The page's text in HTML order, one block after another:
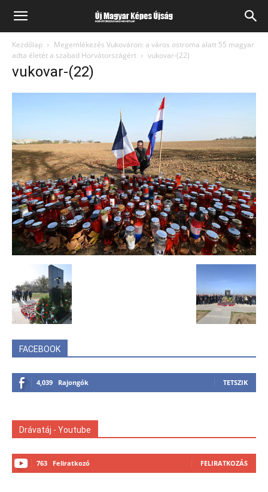
Kezdőlap
Megemlékezés Vukováron: a város ostroma alatt 55 magyar
adta életét a szabad Horvátországért
vukovar-(22)
vukovar-(22)
FACEBOOK
4,039 Rajongók TETSZIK
Drávatáj - Youtube
763 Feliratkozó FELIRATKOZÁS